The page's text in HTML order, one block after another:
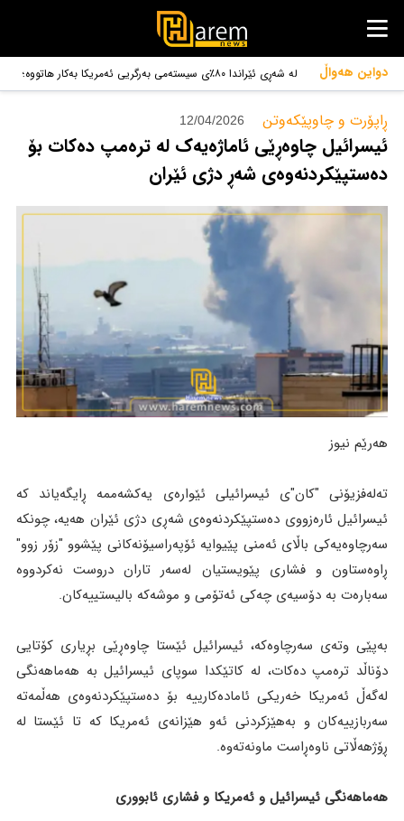
دواین هەواڵ
لە شەڕی ئێراندا ٨٠٪ی سیستەمی بەرگریی ئەمریکا بەکار هاتووە؛
پنتاگۆن داوای ٦٧ ملیار دۆلار دەکات.
ڕاپۆرت و چاوپێکەوتن‌ 12/04/2026
ئیسرائیل چاوەڕێی ئاماژەیەک لە ترەمپ دەکات بۆ
دەستپێکردنەوەی شەڕ دژی ئێران
هەرێم نیوز
تەلەفزیۆنی "کان"ی ئیسرائیلی ئێوارەی یەکشەممە ڕایگەیاند کە
ئیسرائیل ئارەزووی دەستپێکردنەوەی شەڕی دژی ئێران هەیە، چونکە
سەرچاوەیەکی باڵای ئەمنی پێیوایە ئۆپەراسیۆنەکانی پێشوو "زۆر زوو"
ڕاوەستاون و فشاری پێویستیان لەسەر تاران دروست نەکردووە
سەبارەت بە دۆسیەی چەکی ئەتۆمی و موشەکە بالیستییەکان.
بەپێی وتەی سەرچاوەکە، ئیسرائیل ئێستا چاوەڕێی بڕیاری کۆتایی
دۆناڵد ترەمپ دەکات، لە کاتێکدا سوپای ئیسرائیل بە هەماهەنگی
لەگەڵ ئەمریکا خەریکی ئامادەکارییە بۆ دەستپێکردنەوەی هەڵمەتە
سەربازییەکان و بەهێزکردنی ئەو هێزانەی ئەمریکا کە تا ئێستا لە
ڕۆژهەڵاتی ناوەڕاست ماونەتەوە.
هەماهەنگی ئیسرائیل و ئەمریکا و فشاری ئابووری